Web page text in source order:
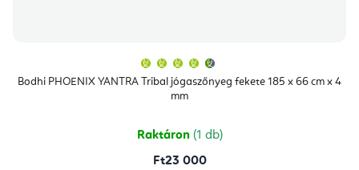
Bodhi PHOENIX YANTRA Tribal jógaszőnyeg fekete 185 x 66 cm x 4
mm
átlagos
értékelése
csillag.
Raktáron (1 db)
Ft23 000